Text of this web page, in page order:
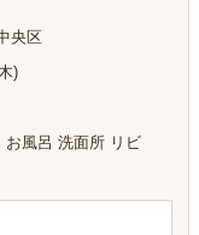
央区
)
お風呂 洗面所 リビ